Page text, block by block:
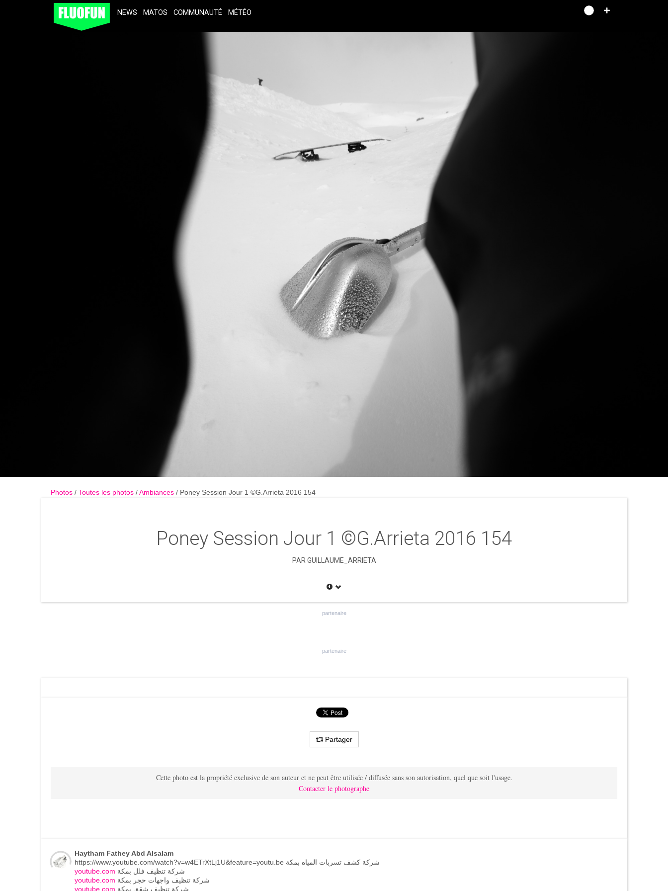
NEWS MATOS COMMUNAUTÉ MÉTÉO
Photos Toutes les photos Ambiances Poney Session Jour 1 ©G.Arrieta 2016 154
Poney Session Jour 1 ©G.Arrieta 2016 154
PARGUILLAUME_ARRIETA
Partager
Cette photo est la propriété exclusive de son auteur et ne peut être utilisée / diffusée sans son autorisation, quel que soit l'usage.
Contacter le photographe
Haytham Fathey Abd Alsalam
https://www.youtube.com/watch?v=w4ETrXtLj1U&feature=youtu.be شركة كشف تسربات المياه بمكة
youtube.com شركة تنظيف فلل بمكة
youtube.com شركة تنظيف واجهات حجر بمكة
youtube.com شركة تنظيف شقق بمكة